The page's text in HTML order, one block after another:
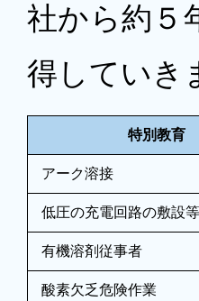
社から約５
得していき
特別教育
アーク溶接
低圧の充電回路の敷設等
有機溶剤従事者
酸素欠乏危険作業